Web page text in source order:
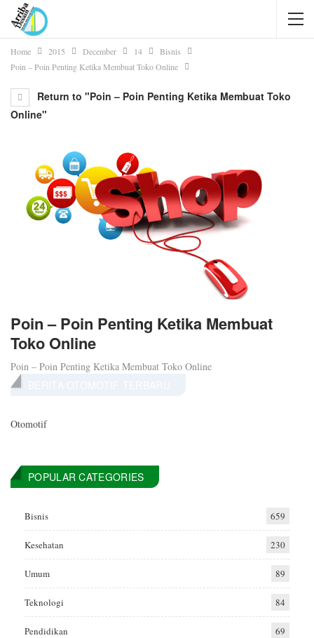
Home 2015 December 14
Bisnis
Poin – Poin Penting Ketika Membuat Toko Online
Return to "Poin – Poin Penting Ketika Membuat Toko
Online"
Poin – Poin Penting Ketika Membuat
Toko Online
Poin – Poin Penting Ketika Membuat Toko Online
Otomotif
POPULAR CATEGORIES
Bisnis 659
Kesehatan 230
Umum 89
Teknologi 84
Pendidikan 69